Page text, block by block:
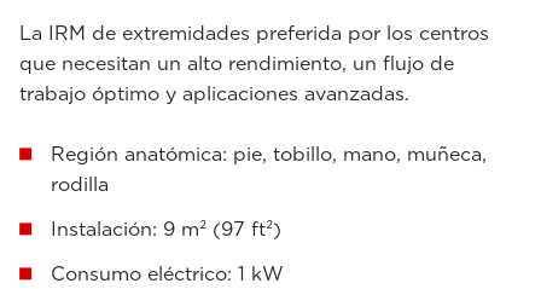
La IRM de extremidades preferida por los centros
que necesitan un alto rendimiento, un flujo de
trabajo óptimo y aplicaciones avanzadas.
Región anatómica: pie, tobillo, mano, muñeca,
rodilla
Instalación: 9 m² (97 ft²)
Consumo eléctrico: 1 kW